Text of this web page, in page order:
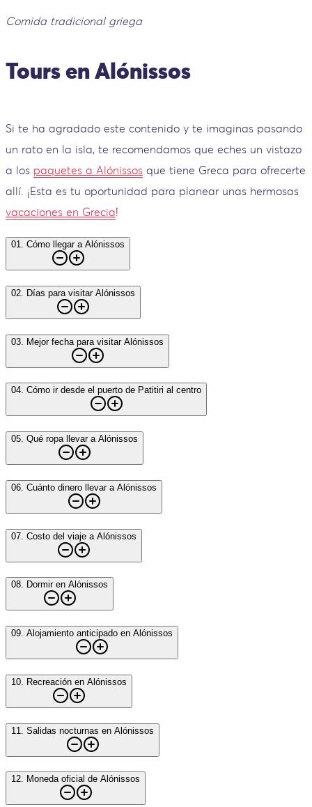
Comida tradicional griega
Tours en Alónissos
Si te ha agradado este contenido y te imaginas pasando
un rato en la isla, te recomendamos que eches un vistazo
a los paquetes a Alónissos que tiene Greca para ofrecerte
allí. ¡Esta es tu oportunidad para planear unas hermosas
vacaciones en Grecia!
01. Cómo llegar a Alónissos
02. Días para visitar Alónissos
03 Mejor fecha para visitar Alónissos
04. Cómo ir desde el puerto de Patitiri al centro
05. Qué ropa llevar a Alónissos
06 Cuánto dinero llevar a Alónissos
07 Costo del viaje a Alónissos
08. Dormir en Alónissos
09. Alojamiento anticipado en Alónissos
10 Recreación en Alónissos
11 Salidas nocturnas en Alónissos
12. Moneda oficial de Alónissos